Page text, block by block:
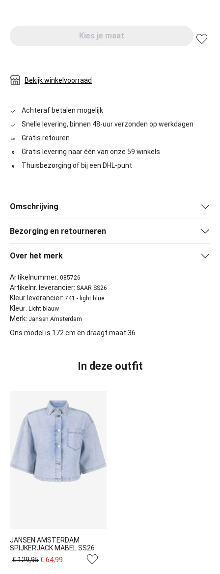
Kies je maat
Bekijk winkelvoorraad
Achteraf betalen mogelijk
Snelle levering, binnen 48-uur verzonden op werkdagen
Gratis retouren
Gratis levering naar één van onze 59 winkels
Thuisbezorging of bij een DHL-punt
Omschrijving
Bezorging en retourneren
Over het merk
Artikelnummer: 085726
Artikelnr. leverancier: SAAR SS26
Kleur leverancier: 741 - light blue
Kleur: Licht blauw
Merk: Jansen Amsterdam
Ons model is 172 cm en draagt maat 36
In deze outfit
JANSEN AMSTERDAM
SPIJKERJACK MABEL SS26
€ 129,95€ 64,99